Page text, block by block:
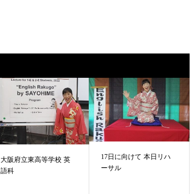
大阪府立東高等学校 英
語科
17日に向けて 本日リハ
ーサル